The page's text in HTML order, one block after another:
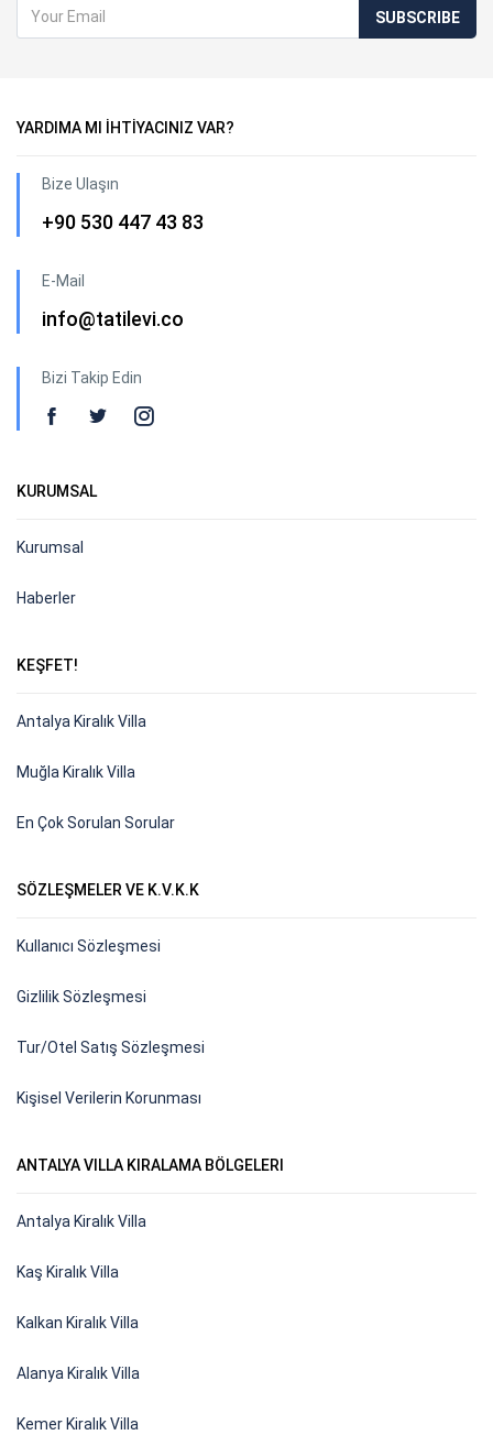
SUBSCRIBE
YARDIMA MI İHTİYACINIZ VAR?
Bize Ulaşın
+90 530 447 43 83
E-Mail
info@tatilevi.co
Bizi Takip Edin
KURUMSAL
Kurumsal
Haberler
KEŞFET!
Antalya Kiralık Villa
Muğla Kiralık Villa
En Çok Sorulan Sorular
SÖZLEŞMELER VE K.V.K.K
Kullanıcı Sözleşmesi
Gizlilik Sözleşmesi
Tur/Otel Satış Sözleşmesi
Kişisel Verilerin Korunması
ANTALYA VILLA KIRALAMA BÖLGELERI
Antalya Kiralık Villa
Kaş Kiralık Villa
Kalkan Kiralık Villa
Alanya Kiralık Villa
Kemer Kiralık Villa